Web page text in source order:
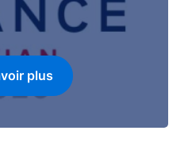
plus